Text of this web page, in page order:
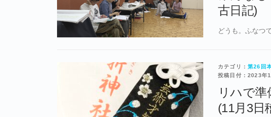
古日記)
どうも。ふなつ
カテゴリ： 第26回
投稿日付：2023年
リハで
(11月3日